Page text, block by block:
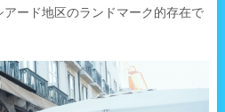
ード地区のランドマーク的存在で